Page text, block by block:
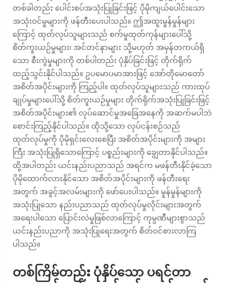
တစ်ခါတည်း ပေါင်းစပ်အသုံးပြုခြင်းဖြင့် ပိုမိုကျယ်ပေါင်းသော
အသုံးဝင်မှုများကို ဖန်တီးပေးပါသည်။ ဤအထူးမှုန်မှုန်များ
ကြောင့် ထုတ်လုပ်သူများသည် စက်မှုထုတ်ကုန်များပေါ်သို့
စိတ်ကူးယဉ်မှုများ၊ အင်တင်နာများ သို့မဟုတ် အမှန်တကယ်ရှိ
သော စီးကွဲမှုများကို တစ်ပါတည်း ပုံနှိပ်ခြင်းဖြင့် တိုက်ရိုက်
ထည့်သွင်းနိုင်ပါသည်။ ဥပမောပမာအားဖြင့် အော်တိုမောတော်
အစိတ်အပိုင်းများကို ကြည့်ပါ။ ထုတ်လုပ်သူများသည် ကားထုပ်
ချုပ်မှုများပေါ်သို့ စိတ်ကူးယဉ်မှုများ တိုက်ရိုက်အသုံးပြုခြင်းဖြင့်
အစိတ်အပိုင်းများ၏ လုပ်ဆောင်မှုအခြေအနေကို အဆက်မပါဘဲ
စောင်းကြည့်နိုင်ပါသည်။ ထိုသို့သော လုပ်ငန်းစဉ်သည်
ထုတ်လုပ်မှုကို ပိုမိုရှင်းလေးစေပြီး အစိတ်အပိုင်းများကို အများ
ကြီး အသုံးပြုရှိသောကြောင့် ပစ္စည်းများကို ချွေတာနိုင်ပါသည်။
ထို့အပါတည်း ယင်းနည်းပညာသည် အရင်က မဖန်တီးနိုင်ခဲ့သော
ပိုမိုထောက်လားနိုင်သော အစိတ်အပိုင်းများကို ဖန်တီးရေး
အတွက် အခွင့်အလမ်းများကို ဖော်ပေးပါသည်။ မှုန်မှုန်များကို
အသုံးပြုသော နည်းပညာသည် ထုတ်လုပ်မှုလိုင်းများအတွက်
အရေးပါသော ပြောင်းလဲမှုဖြစ်လာကြောင့် ကုမ္ပဏီများစွာသည်
ယင်းနည်းပညာကို အသုံးပြုရေးအတွက် စိတ်ဝင်စားလာကြ
ပါသည်။
တစ်ကြိမ်တည်း ပုံနှိပ်သော ပရင်တာ